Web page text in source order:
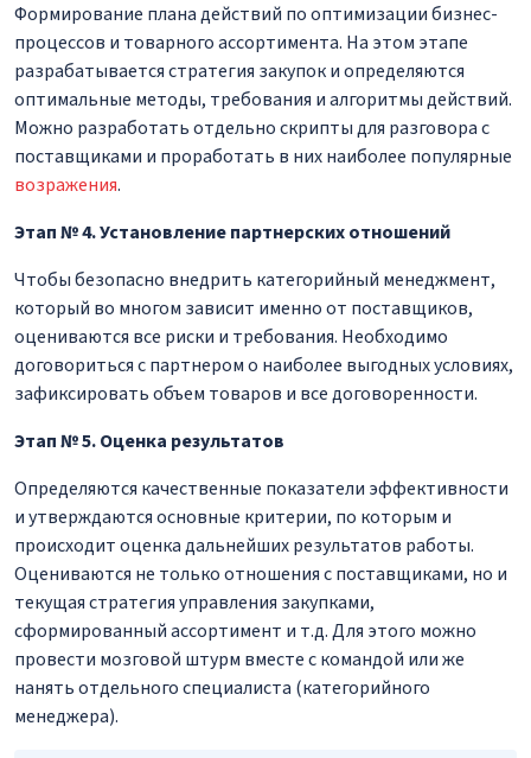
Формирование плана действий по оптимизации бизнес-
процессов и товарного ассортимента. На этом этапе
разрабатывается стратегия закупок и определяются
оптимальные методы, требования и алгоритмы действий.
Можно разработать отдельно скрипты для разговора с
поставщиками и проработать в них наиболее популярные
возражения.
Этап № 4. Установление партнерских отношений
Чтобы безопасно внедрить категорийный менеджмент,
который во многом зависит именно от поставщиков,
оцениваются все риски и требования. Необходимо
договориться с партнером о наиболее выгодных условиях,
зафиксировать объем товаров и все договоренности.
Этап № 5. Оценка результатов
Определяются качественные показатели эффективности
и утверждаются основные критерии, по которым и
происходит оценка дальнейших результатов работы.
Оцениваются не только отношения с поставщиками, но и
текущая стратегия управления закупками,
сформированный ассортимент и т.д. Для этого можно
провести мозговой штурм вместе с командой или же
нанять отдельного специалиста (категорийного
менеджера).